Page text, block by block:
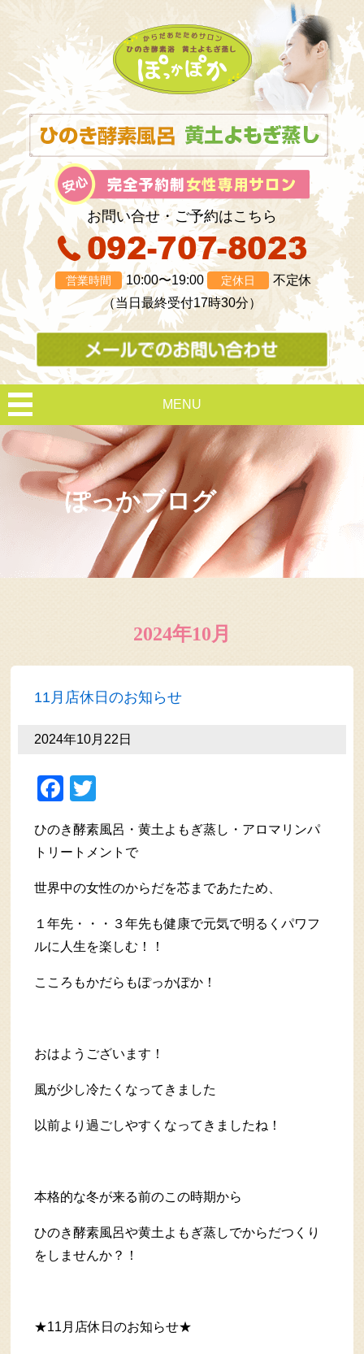
お問い合せ・ご予約はこちら
営業時間 10:00〜19:00 定休日
不定休
（当日最終受付17時30分）
MENU
ぽっかブログ
2024年10月
11月店休日のお知らせ
2024年10月22日
Facebook
ひのき酵素風呂・黄土よもぎ蒸し・アロマリンパ
トリートメントで
世界中の女性のからだを芯まであたため、
１年先・・・３年先も健康で元気で明るくパワフ
ルに人生を楽しむ！！
こころもかだらもぽっかぽか！
おはようございます！
風が少し冷たくなってきました
以前より過ごしやすくなってきましたね！
本格的な冬が来る前のこの時期から
ひのき酵素風呂や黄土よもぎ蒸しでからだつくり
をしませんか？！
★11月店休日のお知らせ★